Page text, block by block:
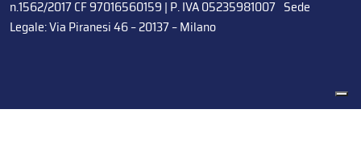
n.1562/2017 CF 97016560159 | P. IVA 05235981007 Sede
Legale: Via Piranesi 46 – 20137 – Milano